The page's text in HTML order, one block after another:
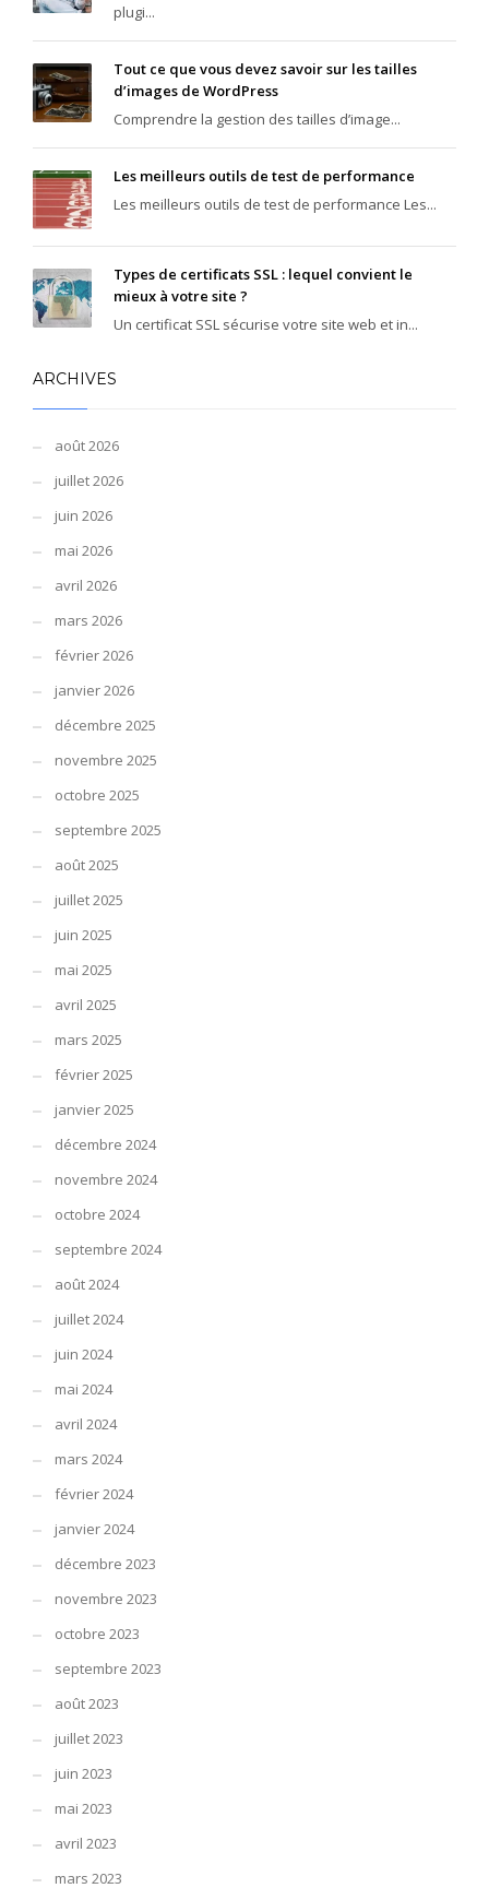
plugi...
Tout ce que vous devez savoir sur les tailles
d’images de WordPress
Comprendre la gestion des tailles d’image...
Les meilleurs outils de test de performance
Les meilleurs outils de test de performance Les...
Types de certificats SSL : lequel convient le
mieux à votre site ?
Un certificat SSL sécurise votre site web et in...
ARCHIVES
août 2026
juillet 2026
juin 2026
mai 2026
avril 2026
mars 2026
février 2026
janvier 2026
décembre 2025
novembre 2025
octobre 2025
septembre 2025
août 2025
juillet 2025
juin 2025
mai 2025
avril 2025
mars 2025
février 2025
janvier 2025
décembre 2024
novembre 2024
octobre 2024
septembre 2024
août 2024
juillet 2024
juin 2024
mai 2024
avril 2024
mars 2024
février 2024
janvier 2024
décembre 2023
novembre 2023
octobre 2023
septembre 2023
août 2023
juillet 2023
juin 2023
mai 2023
avril 2023
mars 2023